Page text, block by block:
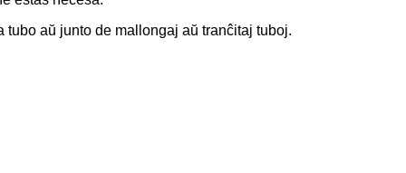
aŭ junto de mallongaj aŭ tranĉitaj tuboj.